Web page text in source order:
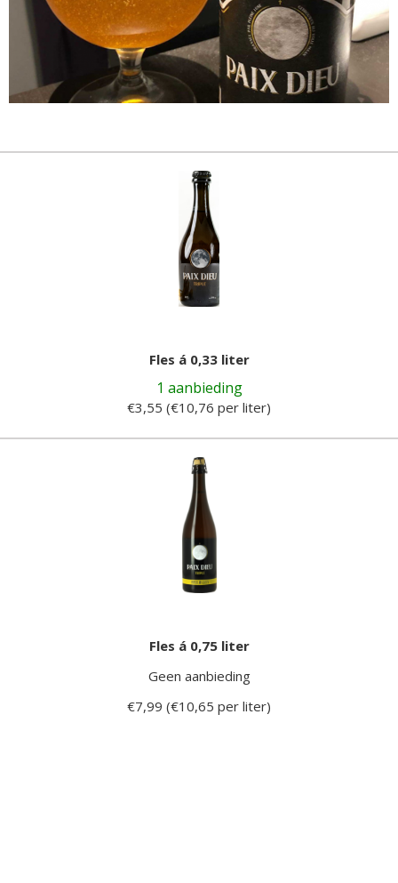
Fles á 0,33 liter
1 aanbieding
€3,55 (€10,76 per liter)
Fles á 0,75 liter
Geen aanbieding
€7,99 (€10,65 per liter)